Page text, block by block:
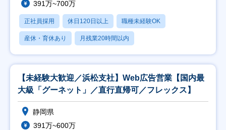
391万~700万
正社員採用 休日120日以上 職種未経験OK
産休・育休あり 月残業20時間以内
【未経験大歓迎／浜松支社】Web広告営業【国内最
大級「グーネット」／直行直帰可／フレックス】
静岡県
391万~600万